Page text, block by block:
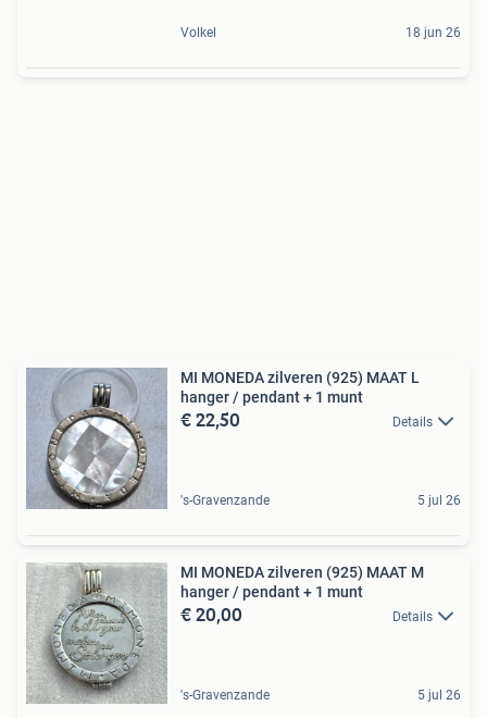
Volkel 18 jun 26
MI MONEDA zilveren (925) MAAT L
hanger / pendant + 1 munt
€ 22,50 Details
's-Gravenzande 5 jul 26
MI MONEDA zilveren (925) MAAT M
hanger / pendant + 1 munt
€ 20,00 Details
's-Gravenzande 5 jul 26